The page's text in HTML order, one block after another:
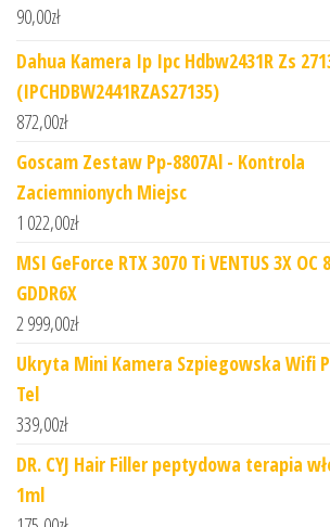
90,00zł
Dahua Kamera Ip Ipc Hdbw2431R Zs
(IPCHDBW2441RZAS27135)
872,00zł
Goscam Zestaw Pp-8807Al - Kontrola
Zaciemnionych Miejsc
1 022,00zł
MSI GeForce RTX 3070 Ti VENTUS 3X OC
GDDR6X
2 999,00zł
Ukryta Mini Kamera Szpiegowska Wifi
Tel
339,00zł
DR. CYJ Hair Filler peptydowa terapia
1ml